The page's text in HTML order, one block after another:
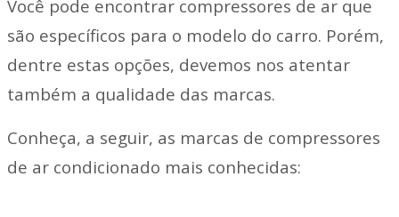
Você pode encontrar compressores de ar que
são específicos para o modelo do carro. Porém,
dentre estas opções, devemos nos atentar
também a qualidade das marcas.
Conheça, a seguir, as marcas de compressores
de ar condicionado mais conhecidas: